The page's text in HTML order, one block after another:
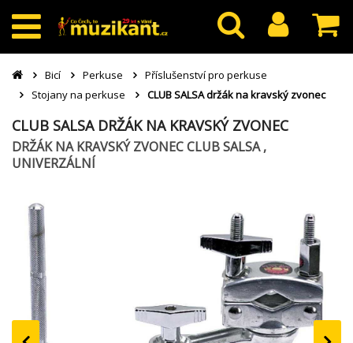
Bicí Perkuse
Příslušenství pro perkuse
Stojany na perkuse
CLUB SALSA držák na kravský zvonec
CLUB SALSA DRŽÁK NA KRAVSKÝ ZVONEC
DRŽÁK NA KRAVSKÝ ZVONEC CLUB SALSA ,
UNIVERZÁLNÍ